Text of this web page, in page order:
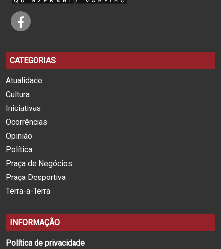
CATEGORIAS
Atualidade
Cultura
Iniciativas
Ocorrências
Opinião
Política
Praça de Negócios
Praça Desportiva
Terra-a-Terra
INFORMAÇÃO
Política de privacidade